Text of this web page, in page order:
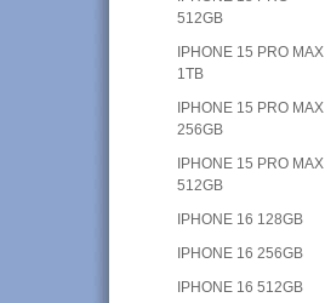
512GB
IPHONE 15 PRO MAX
1TB
IPHONE 15 PRO MAX
256GB
IPHONE 15 PRO MAX
512GB
IPHONE 16 128GB
IPHONE 16 256GB
IPHONE 16 512GB